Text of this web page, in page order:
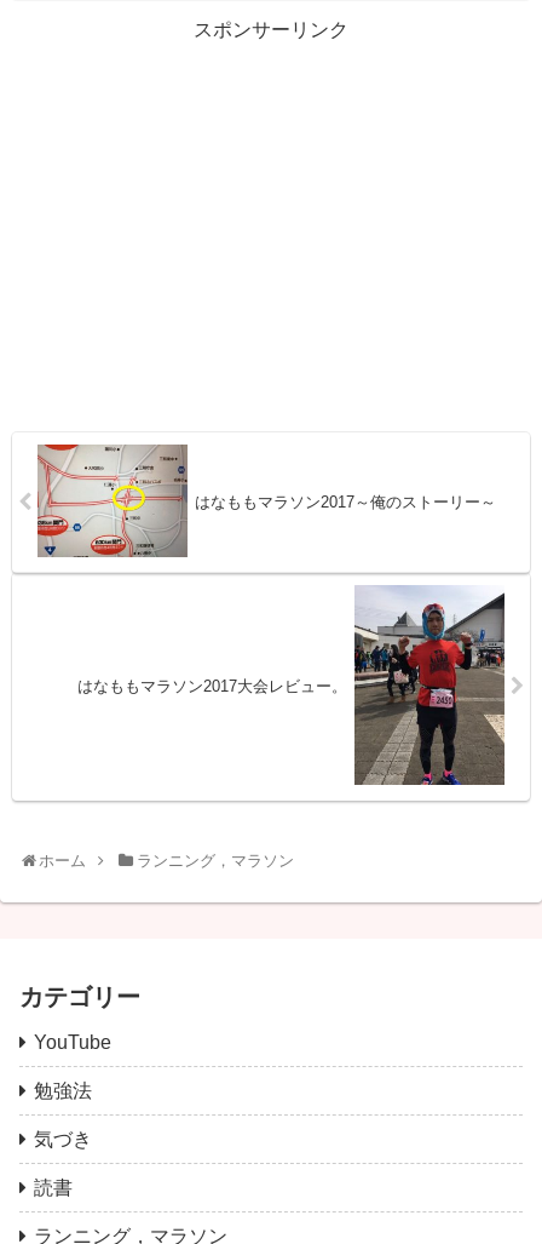
スポンサーリンク
はなももマラソン2017～俺のストーリー～
はなももマラソン2017大会レビュー。
ホーム ランニング，マラソン
カテゴリー
YouTube
勉強法
気づき
読書
ランニング，マラソン